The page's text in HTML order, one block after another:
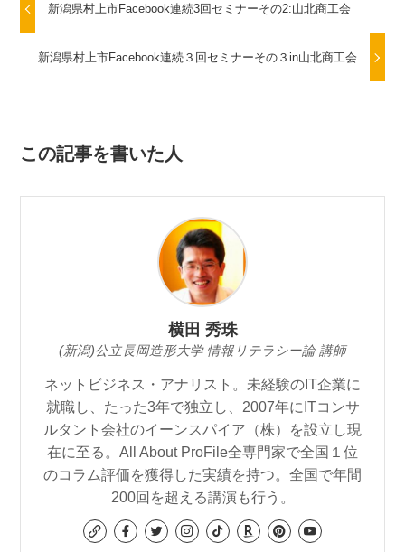
新潟県村上市Facebook連続3回セミナーその2:山北商工会
新潟県村上市Facebook連続３回セミナーその３in山北商工会
この記事を書いた人
横田 秀珠
(新潟)公立長岡造形大学 情報リテラシー論 講師
ネットビジネス・アナリスト。未経験のIT企業に
就職し、たった3年で独立し、2007年にITコンサ
ルタント会社のイーンスパイア（株）を設立し現
在に至る。All About ProFile全専門家で全国１位
のコラム評価を獲得した実績を持つ。全国で年間
200回を超える講演も行う。